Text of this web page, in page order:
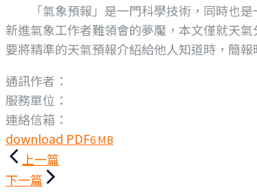
「氣象預報」是一門科學技術，同時也是
新進氣象工作者難領會的夢魘，本文僅就天
要將精準的天氣預報介紹給他人知道時，簡
通訊作者：
服務單位：
連絡信箱：
download PDF6 MB
文上一篇
下一篇